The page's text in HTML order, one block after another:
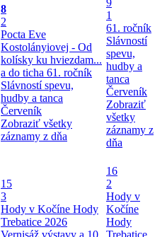
8
2
Pocta Eve
Kostolányiovej - Od
kolísky ku hviezdam...
a do ticha 61. ročník
Slávností spevu,
hudby a tanca
Červeník
Zobraziť všetky
záznamy z dňa
9
1
61. ročník
Slávností
spevu,
hudby a
tanca
Červeník
Zobraziť
všetky
záznamy z
dňa
15
3
Hody v Kočíne Hody
Trebatice 2026
16
2
Hody v
Kočíne
Hody